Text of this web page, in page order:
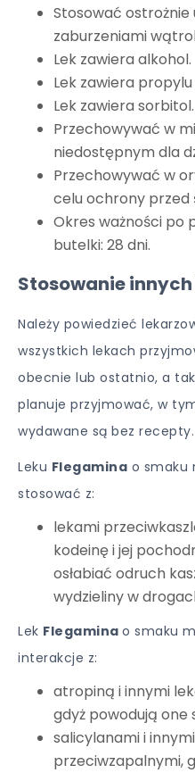
Stosować ostrożnie
zaburzeniami
Lek zawiera alkohol.
Lek zawiera
Lek zawiera sorbitol.
Przechowywać w
niedostępnym dla
Przechowywać w
celu ochrony przed
Okres ważności po
butelki: 28 dni.
Stosowanie
Należy powiedzieć
wszystkich lekach
obecnie lub ostatnio, a
planuje przyjmować, w
wydawane są bez recepty.
Leku Flegamina o smaku
stosować z:
lekami
kodeinę i jej
osłabiać odruch
wydzieliny w
Lek Flegamina o smaku
interakcje z:
atropiną i innymi
gdyż powodują one
salicylanami i
przeciwzapalnymi,